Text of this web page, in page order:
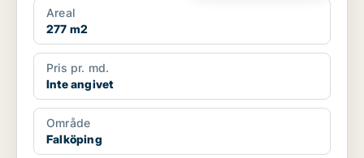
Areal
277 m2
Pris pr. md.
Inte angivet
Område
Falköping